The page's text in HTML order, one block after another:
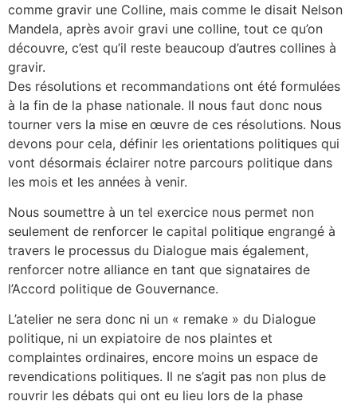
comme gravir une Colline, mais comme le disait Nelson
Mandela, après avoir gravi une colline, tout ce qu’on
découvre, c’est qu’il reste beaucoup d’autres collines à
gravir.
Des résolutions et recommandations ont été formulées
à la fin de la phase nationale. Il nous faut donc nous
tourner vers la mise en œuvre de ces résolutions. Nous
devons pour cela, définir les orientations politiques qui
vont désormais éclairer notre parcours politique dans
les mois et les années à venir.
Nous soumettre à un tel exercice nous permet non
seulement de renforcer le capital politique engrangé à
travers le processus du Dialogue mais également,
renforcer notre alliance en tant que signataires de
l’Accord politique de Gouvernance.
L’atelier ne sera donc ni un « remake » du Dialogue
politique, ni un expiatoire de nos plaintes et
complaintes ordinaires, encore moins un espace de
revendications politiques. Il ne s’agit pas non plus de
rouvrir les débats qui ont eu lieu lors de la phase